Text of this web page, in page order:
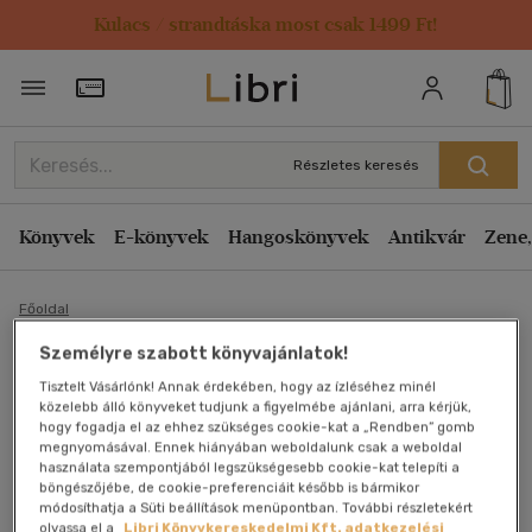
Kulacs / strandtáska most csak 1499 Ft!
Törzsvásárlói Kártya adatai
Részletes keresés
Könyvek E-könyvek Hangoskönyvek Antikvár
Főoldal
Mielőtt az emlékeid
elhalványulnak
Kavagucsi Tosikadzu
Személyre szabott könyvajánlatok!
Tisztelt Vásárlónk! Annak érdekében, hogy az ízléséhez minél
közelebb álló könyveket tudjunk a figyelmébe ajánlani, arra kérjük,
hogy fogadja el az ehhez szükséges cookie-kat a „Rendben” gomb
megnyomásával. Ennek hiányában weboldalunk csak a weboldal
használata szempontjából legszükségesebb cookie-kat telepíti a
böngészőjébe, de cookie-preferenciáit később is bármikor
módosíthatja a Süti beállítások menüpontban. További részletekért
olvassa el a
Libri Könyvkereskedelmi Kft. adatkezelési